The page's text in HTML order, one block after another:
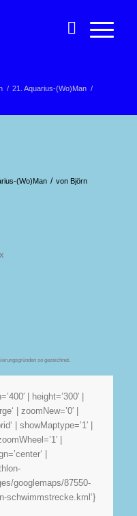
/ 21. Aquarius-(Wo)Man /
(Wo)Man / von Björn
so gezeichnet.
| height=’300′ |
| zoomNew=’0′ |
| showMaptype=’1′ |
|
|
googlemaps/87550-
schwimmstrecke.kml‘}